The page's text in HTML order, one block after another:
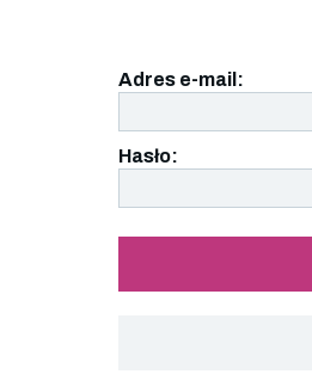
Adres e-mail:
Hasło: